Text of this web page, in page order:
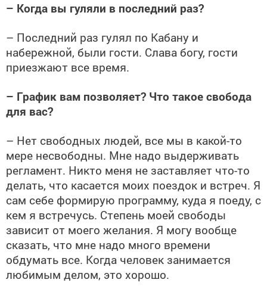
– Когда вы гуляли в последний раз?
– Последний раз гулял по Кабану и
набережной, были гости. Слава богу, гости
приезжают все время.
– График вам позволяет? Что такое свобода
для вас?
– Нет свободных людей, все мы в какой-то
мере несвободны. Мне надо выдерживать
регламент. Никто меня не заставляет что-то
делать, что касается моих поездок и встреч. Я
сам себе формирую программу, куда я поеду, с
кем я встречусь. Степень моей свободы
зависит от моего желания. Я могу вообще
сказать, что мне надо много времени
обдумать все. Когда человек занимается
любимым делом, это хорошо.